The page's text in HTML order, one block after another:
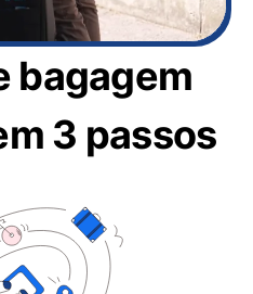
bagagem
3 passos